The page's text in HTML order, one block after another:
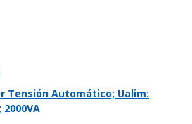
Tensión Automático; Ualim:
2000VA